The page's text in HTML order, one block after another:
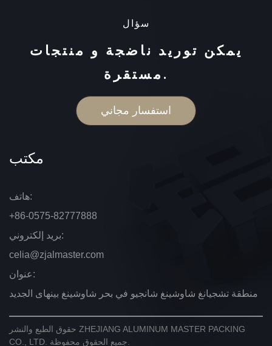
سؤال
يمكن توريد ناضجة و منتجات
مستقرة.
استفسار مجاني
مكتب
هاتف:
+86-0575-82777888
بريد إلكتروني:
celia@zjalmaster.com
عنوان:
منطقة تشجيانغ شاوشينغ شانجيو في بحر شاوشينغ بينهاى الجديد
ZHEJIANG ALUMINUM MASTER PACKING
CO., LTD.